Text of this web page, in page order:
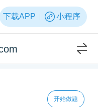
下载APP 小程序
开始做题